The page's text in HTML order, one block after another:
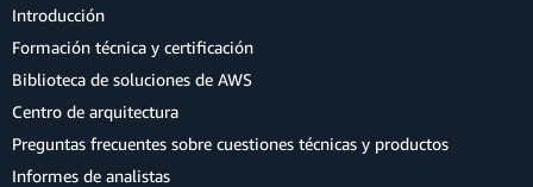
Introducción
Formación técnica y certificación
Biblioteca de soluciones de AWS
Centro de arquitectura
Preguntas frecuentes sobre cuestiones técnicas y productos
Informes de analistas